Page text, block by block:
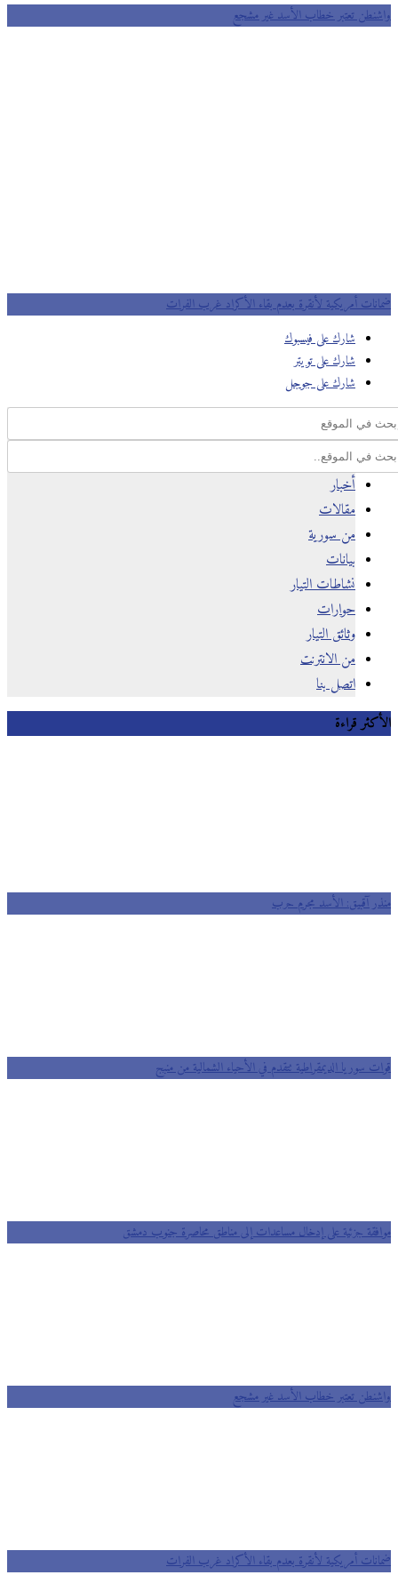
تعتبر خطاب الأسد غير مشجع
أمريكية لأنقرة بعدم بقاء الأكراد غرب الفرات
شارك على فيسبوك
شارك على تويتر
شارك على جوجل
أخبار
مقالات
من سورية
بيانات
نشاطات التيار
حوارات
وثائق التيار
من الانترنت
اتصل بنا
قراءة
آقبيق: الأسد مجرم حرب
سوريا الديمقراطية تتقدم في الأحياء الشمالية من منبج
جزئية على إدخال مساعدات إلى مناطق محاصرة جنوب دمشق
تعتبر خطاب الأسد غير مشجع
أمريكية لأنقرة بعدم بقاء الأكراد غرب الفرات